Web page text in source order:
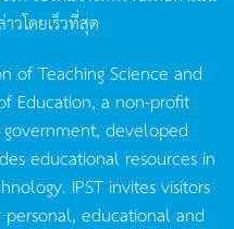
วโดยเร็วที่สุด
of Teaching Science and
Education, a non-profit
developed
educational resources in
IPST invites visitors
educational and